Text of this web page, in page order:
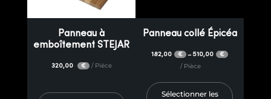
Épicéa. Ces planches sont considérées comme étant parmi les
résistant, ce qui le rend idéal pour les parquets et les meubles. Le bois
Épicéa est apprécié pour ses caractéristiques esthétiques et son prix
Outre les planches de bois collées, la gamme disponible sur Enipau.fr
Panneau à
emboîtement STEJAR
320,00 € / Pièce
Panneau collé Épicéa
182,00 € – 510,00 €
/ Pièce
Sélectionner les